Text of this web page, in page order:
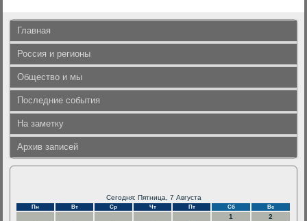
Главная
Россия и регионы
Общество и мы
Последние события
На заметку
Архив записей
Сегодня: Пятница, 7 Августа
Пн Вт Ср Чт Пт Сб Вс
1
2